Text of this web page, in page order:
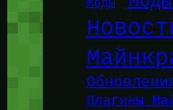
Моды
Плагины